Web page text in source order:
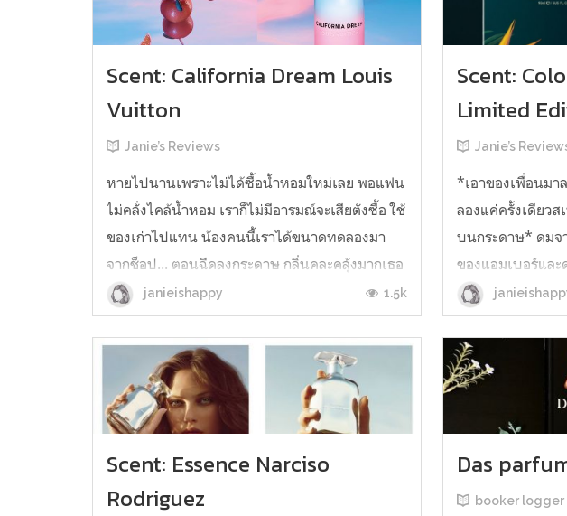
Scent: California Dream Louis
Vuitton
Janie’s Reviews
หายไปนานเพราะไม่ได้ซื้อน้ำหอมใหม่เลย พอแฟน
ไม่คลั่งไคล้น้ำหอม เราก็ไม่มีอารมณ์จะเสียตังซื้อ ใช้
ของเก่าไปแทน น้องคนนี้เราได้ขนาดทดลองมา
จากช็อป... ตอนฉีดลงกระดาษ กลิ่นคละคลุ้งมากเธอ
เอ๋ย แบบทั้งถุงทั้งกล่อง ทุกอย่างในนั้นอบอวลไป
ด้วยกลิ่นนาง แล้วกลิ่นดีมากด้วยนะ เหมาะมากกับ
อากาศร้อน ๆ แบบประเทศไทย แต่.....
janieishappy 1.5k
Scent:
Limited
Janie’s
*เอาของเพื่อนมา
ลองแค่ครั้งเดียว
บนกระดาษ* ดมจ
ของแอมเบอร์แล
ไม่ใช่แนวเราเล
สองที กลิ่นส้มโอแ
มาก แอบมีกลิ่นขม
Scent: Essence Narciso
Rodriguez
Das
booker logger